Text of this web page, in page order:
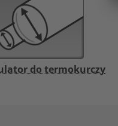
do termokurczy